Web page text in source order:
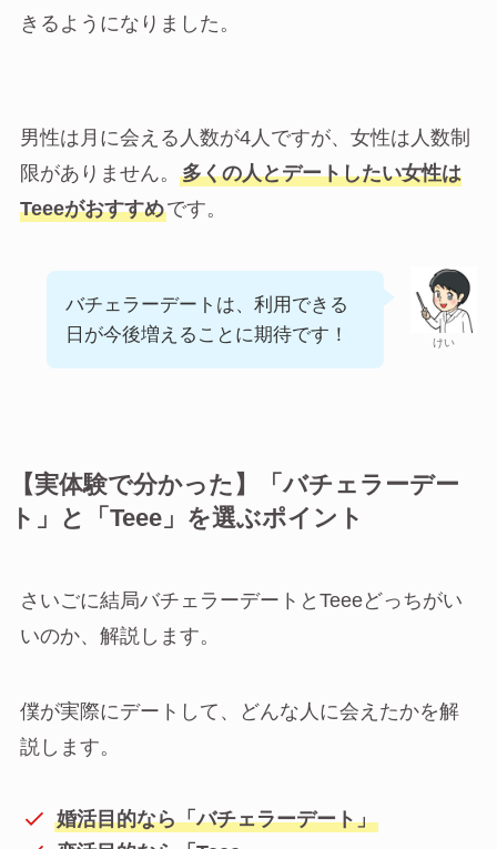
きるようになりました。
男性は月に会える人数が4人ですが、女性は人数制
限がありません。 多くの人とデートしたい女性は
Teeeがおすすめです。
けい
バチェラーデートは、利用できる
日が今後増えることに期待です！
【実体験で分かった】「バチェラーデー
ト」と「Teee」を選ぶポイント
さいごに結局バチェラーデートとTeeeどっちがい
いのか、解説します。
僕が実際にデートして、どんな人に会えたかを解
説します。
婚活目的なら「バチェラーデート」